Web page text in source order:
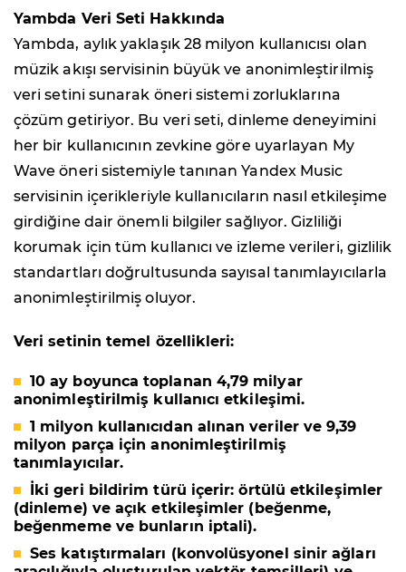
Yambda Veri Seti Hakkında
Yambda, aylık yaklaşık 28 milyon kullanıcısı olan
müzik akışı servisinin büyük ve anonimleştirilmiş
veri setini sunarak öneri sistemi zorluklarına
çözüm getiriyor. Bu veri seti, dinleme deneyimini
her bir kullanıcının zevkine göre uyarlayan My
Wave öneri sistemiyle tanınan Yandex Music
servisinin içerikleriyle kullanıcıların nasıl etkileşime
girdiğine dair önemli bilgiler sağlıyor. Gizliliği
korumak için tüm kullanıcı ve izleme verileri, gizlilik
standartları doğrultusunda sayısal tanımlayıcılarla
anonimleştirilmiş oluyor.
Veri setinin temel özellikleri:
10 ay boyunca toplanan 4,79 milyar
anonimleştirilmiş kullanıcı etkileşimi.
1 milyon kullanıcıdan alınan veriler ve 9,39
milyon parça için anonimleştirilmiş
tanımlayıcılar.
İki geri bildirim türü içerir: örtülü etkileşimler
(dinleme) ve açık etkileşimler (beğenme,
beğenmeme ve bunların iptali).
Ses katıştırmaları (konvolüsyonel sinir ağları